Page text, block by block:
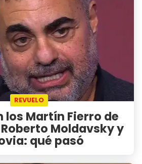
REVUELO
los Martín Fierro de
Moldavsky y
qué pasó